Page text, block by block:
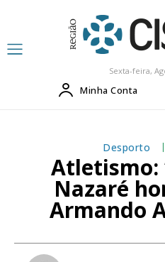
Sexta-feira,
Minha Conta
Desporto
Atletismo:
Nazaré
Armando